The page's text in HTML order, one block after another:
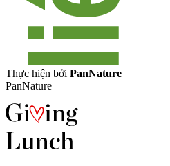
Thực hiện bởi PanNature
PanNature